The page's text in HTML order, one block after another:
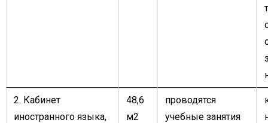
2. Кабинет
иностранного языка,
48,6
м2
проводятся
учебные занятия